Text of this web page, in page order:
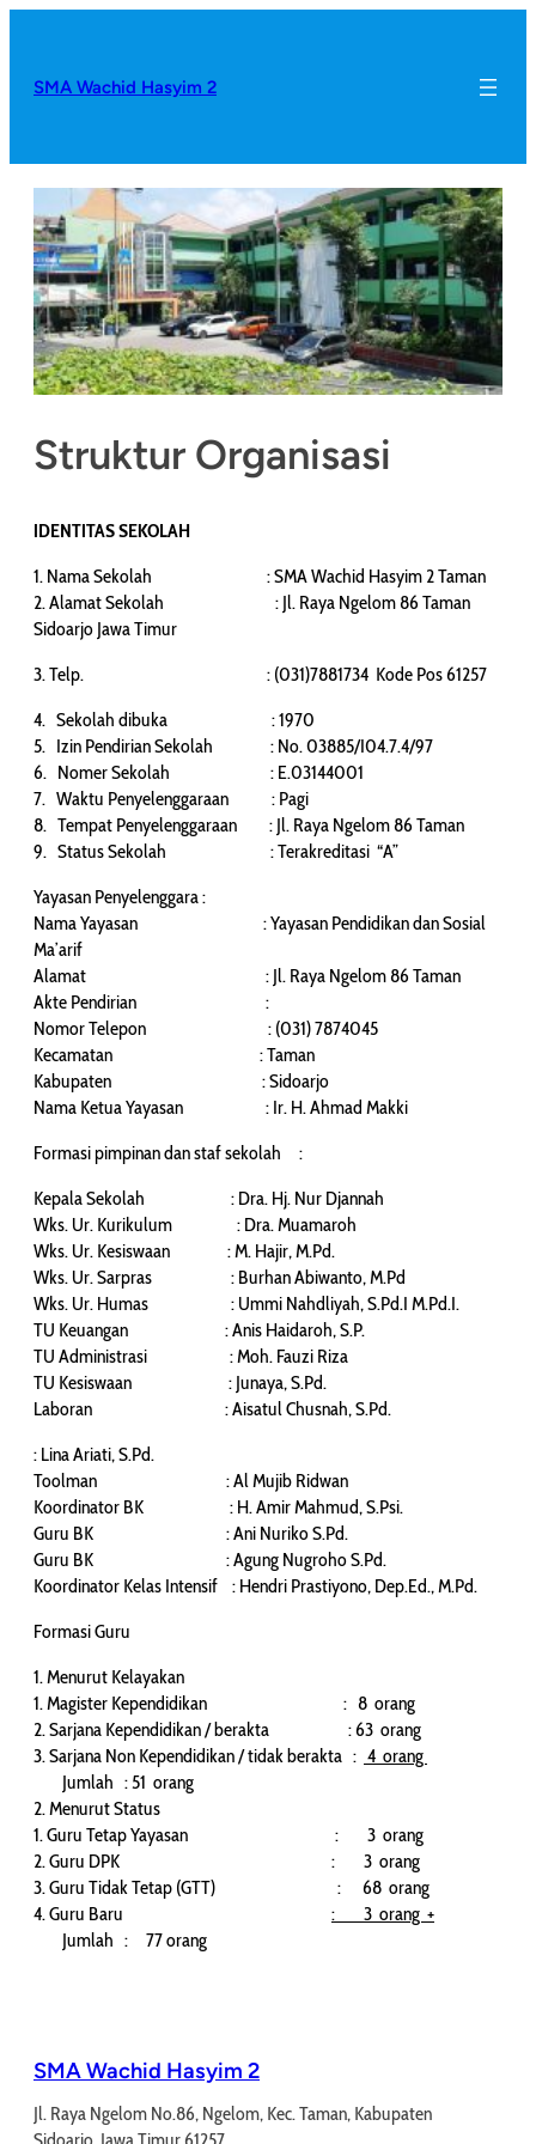
SMA Wachid Hasyim 2
Struktur Organisasi
IDENTITAS SEKOLAH
1. Nama Sekolah : SMA Wachid Hasyim 2 Taman
2. Alamat Sekolah : Jl. Raya Ngelom 86 Taman
Sidoarjo Jawa Timur
3. Telp. : (031)7881734 Kode Pos 61257
4. Sekolah dibuka : 1970
5. Izin Pendirian Sekolah : No. 03885/I04.7.4/97
6. Nomer Sekolah : E.03144001
7. Waktu Penyelenggaraan : Pagi
8. Tempat Penyelenggaraan : Jl. Raya Ngelom 86 Taman
9. Status Sekolah : Terakreditasi “A”
Yayasan Penyelenggara :
Nama Yayasan : Yayasan Pendidikan dan Sosial
Ma’arif
Alamat : Jl. Raya Ngelom 86 Taman
Akte Pendirian :
Nomor Telepon : (031) 7874045
Kecamatan : Taman
Kabupaten : Sidoarjo
Nama Ketua Yayasan : Ir. H. Ahmad Makki
Formasi pimpinan dan staf sekolah :
Kepala Sekolah : Dra. Hj. Nur Djannah
Wks. Ur. Kurikulum : Dra. Muamaroh
Wks. Ur. Kesiswaan : M. Hajir, M.Pd.
Wks. Ur. Sarpras : Burhan Abiwanto, M.Pd
Wks. Ur. Humas : Ummi Nahdliyah, S.Pd.I M.Pd.I.
TU Keuangan : Anis Haidaroh, S.P.
TU Administrasi : Moh. Fauzi Riza
TU Kesiswaan : Junaya, S.Pd.
Laboran : Aisatul Chusnah, S.Pd.
: Lina Ariati, S.Pd.
Toolman : Al Mujib Ridwan
Koordinator BK : H. Amir Mahmud, S.Psi.
Guru BK : Ani Nuriko S.Pd.
Guru BK : Agung Nugroho S.Pd.
Koordinator Kelas Intensif : Hendri Prastiyono, Dep.Ed., M.Pd.
Formasi Guru
1. Menurut Kelayakan
1. Magister Kependidikan : 8 orang
2. Sarjana Kependidikan / berakta : 63 orang
3. Sarjana Non Kependidikan / tidak berakta : 4 orang
Jumlah : 51 orang
2. Menurut Status
1. Guru Tetap Yayasan : 3 orang
2. Guru DPK : 3 orang
3. Guru Tidak Tetap (GTT) : 68 orang
4. Guru Baru : 3 orang +
Jumlah : 77 orang
SMA Wachid Hasyim 2
Jl. Raya Ngelom No.86, Ngelom, Kec. Taman, Kabupaten